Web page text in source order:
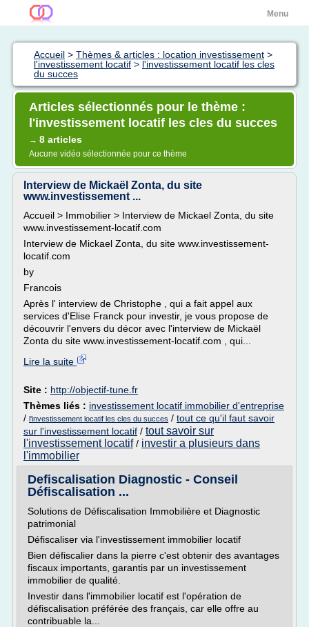
Menu
Accueil > Thèmes & articles : location investissement >
l'investissement locatif > l'investissement locatif les cles
du succes
Articles sélectionnés pour le thème :
l'investissement locatif les cles du succes
→ 8 articles
Aucune vidéo sélectionnée pour ce thème
Interview de Mickaël Zonta, du site
www.investissement ...
Accueil > Immobilier > Interview de Mickael Zonta, du site
www.investissement-locatif.com
Interview de Mickael Zonta, du site www.investissement-
locatif.com
by
Francois
Après l' interview de Christophe , qui a fait appel aux
services d'Elise Franck pour investir, je vous propose de
découvrir l'envers du décor avec l'interview de Mickaël
Zonta du site www.investissement-locatif.com , qui...
Lire la suite
Site : http://objectif-tune.fr
Thèmes liés : investissement locatif immobilier d'entreprise
/ l'investissement locatif les cles du succes / tout ce qu'il faut savoir
sur l'investissement locatif / tout savoir sur
l'investissement locatif/ investir a plusieurs dans
l'immobilier
Defiscalisation Diagnostic - Conseil
Défiscalisation ...
Solutions de Défiscalisation Immobilière et Diagnostic
patrimonial
Défiscaliser via l'investissement immobilier locatif
Bien défiscalier dans la pierre c'est obtenir des avantages
fiscaux importants, garantis par un investissement
immobilier de qualité.
Investir dans l'immobilier locatif est l'opération de
défiscalisation préférée des français, car elle offre au
contribuable la...